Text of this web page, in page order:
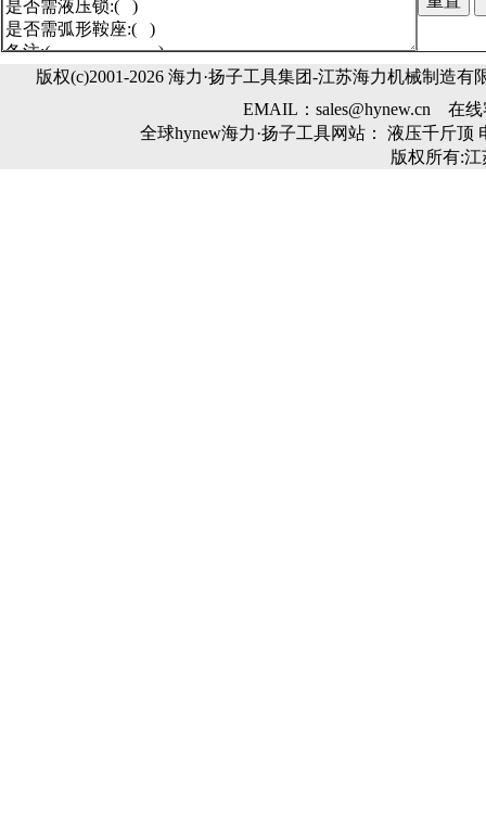
版权(c)2001-2026 海力·扬子工具集团-江苏海力机械制造有
EMAIL： sales@hynew.cn 在线
全球hynew海力·扬子工具网站： 液压千斤顶
版权所有: